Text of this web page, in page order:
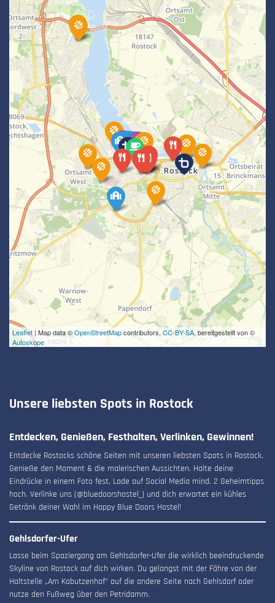
Leaflet | Map data ©OpenStreetMapcontributors, CC-BY-SA, bereitgestellt von ©
Autoskope
Unsere liebsten Spots in Rostock
Entdecken, Genießen, Festhalten, Verlinken, Gewinnen!
Entdecke Rostocks schöne Seiten mit unseren liebsten Spots in Rostock.
Genieße den Moment & die malerischen Aussichten. Halte deine
Eindrücke in einem Foto fest. Lade auf Social Media mind. 2 Geheimtipps
hoch. Verlinke uns (@bluedoorshostel_) und dich erwartet ein kühles
Getränk deiner Wahl im Happy Blue Doors Hostel!
Gehlsdorfer-Ufer
Lasse beim Spaziergang am Gehlsdorfer-Ufer die wirklich beeindruckende
Skyline von Rostock auf dich wirken. Du gelangst mit der Fähre von der
Haltstelle „Am Kabutzenhof“ auf die andere Seite nach Gehlsdorf oder
nutze den Fußweg über den Petridamm.